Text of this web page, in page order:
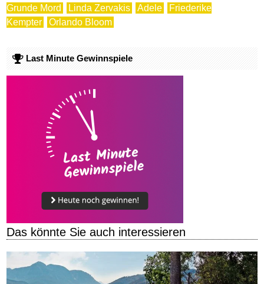
Grunde Mord
Linda Zervakis Adele
Friederike
Kempter
Orlando Bloom
Last Minute Gewinnspiele
Das könnte Sie auch interessieren